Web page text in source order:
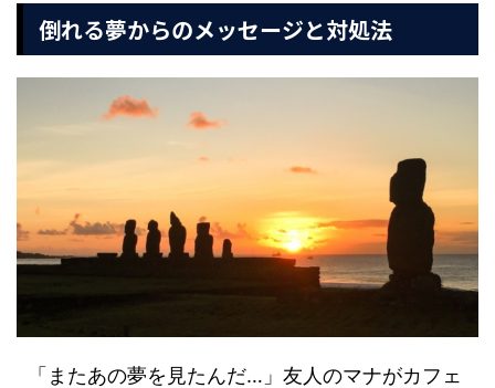
倒れる夢からのメッセージと対処法
「またあの夢を見たんだ…」友人のマナがカフェ